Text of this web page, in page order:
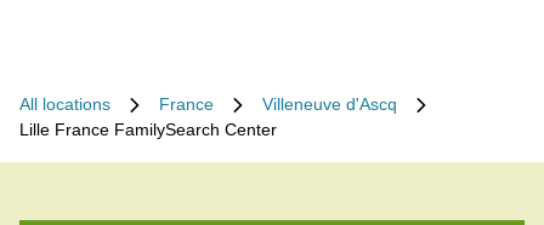
All locations France
Villeneuve d'Ascq
Lille France FamilySearch Center